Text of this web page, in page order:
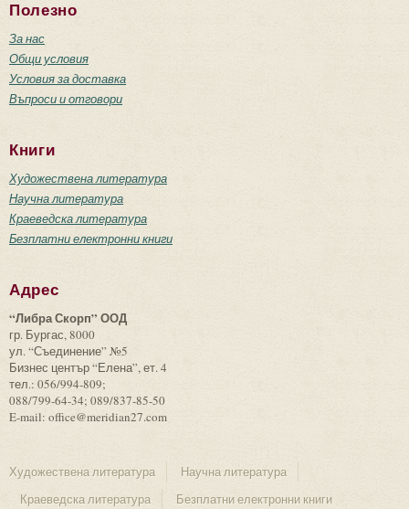
Полезно
За нас
Общи условия
Условия за доставка
Въпроси и отговори
Книги
Художествена литература
Научна литература
Краеведска литература
Безплатни електронни книги
Адрес
“Либра Скорп” ООД
гр. Бургас, 8000
ул. “Съединение” №5
Бизнес център “Елена”, ет. 4
тел.: 056/994-809;
088/799-64-34; 089/837-85-50
E-mail: office@meridian27.com
Художествена литература
Научна литература
Краеведска литература
Безплатни електронни книги